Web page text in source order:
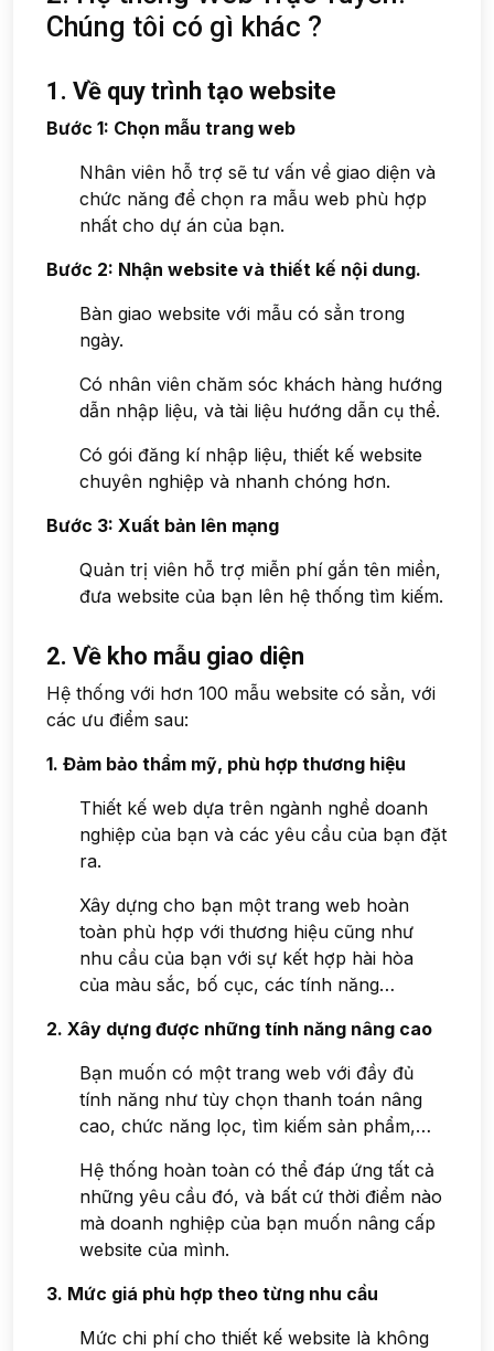
Chúng tôi có gì khác ?
1. Về quy trình tạo website
Bước 1: Chọn mẫu trang web
Nhân viên hỗ trợ sẽ tư vấn về giao diện và
chức năng để chọn ra mẫu web phù hợp
nhất cho dự án của bạn.
Bước 2: Nhận website và thiết kế nội dung.
Bàn giao website với mẫu có sẳn trong
ngày.
Có nhân viên chăm sóc khách hàng hướng
dẫn nhập liệu, và tài liệu hướng dẫn cụ thể.
Có gói đăng kí nhập liệu, thiết kế website
chuyên nghiệp và nhanh chóng hơn.
Bước 3: Xuất bản lên mạng
Quản trị viên hỗ trợ miễn phí gắn tên miền,
đưa website của bạn lên hệ thống tìm kiếm.
2. Về kho mẫu giao diện
Hệ thống với hơn 100 mẫu website có sẳn, với
các ưu điểm sau:
1. Đảm bảo thẩm mỹ, phù hợp thương hiệu
Thiết kế web dựa trên ngành nghề doanh
nghiệp của bạn và các yêu cầu của bạn đặt
ra.
Xây dựng cho bạn một trang web hoàn
toàn phù hợp với thương hiệu cũng như
nhu cầu của bạn với sự kết hợp hài hòa
của màu sắc, bố cục, các tính năng…
2. Xây dựng được những tính năng nâng cao
Bạn muốn có một trang web với đầy đủ
tính năng như tùy chọn thanh toán nâng
cao, chức năng lọc, tìm kiếm sản phẩm,…
Hệ thống hoàn toàn có thể đáp ứng tất cả
những yêu cầu đó, và bất cứ thời điểm nào
mà doanh nghiệp của bạn muốn nâng cấp
website của mình.
3. Mức giá phù hợp theo từng nhu cầu
Mức chi phí cho thiết kế website là không